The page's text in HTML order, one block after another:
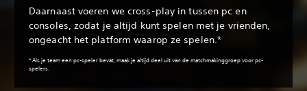
Daarnaast voeren we cross-play in tussen pc en
consoles, zodat je altijd kunt spelen met je vrienden,
ongeacht het platform waarop ze spelen.*
* Als je team een pc-speler bevat, maak je altijd deel uit van de matchmakinggroep voor pc-
spelers.